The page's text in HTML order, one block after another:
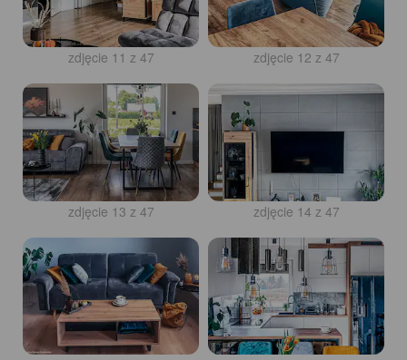
zdjęcie 11 z 47 zdjęcie 12 z 47
zdjęcie 13 z 47 zdjęcie 14 z 47